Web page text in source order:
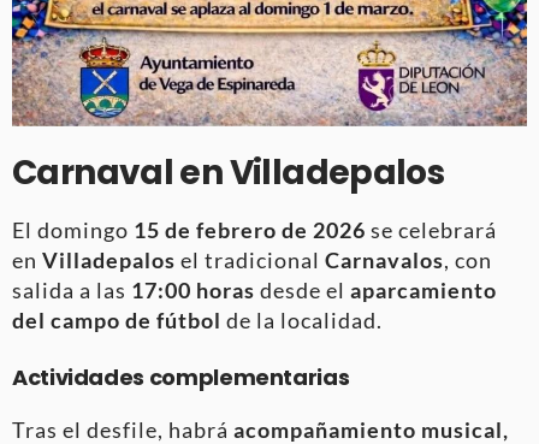
Carnaval en Villadepalos
El domingo 15 de febrero de 2026 se celebrará
en Villadepalos el tradicional Carnavalos, con
salida a las 17:00 horas desde el aparcamiento
del campo de fútbol de la localidad.
Actividades complementarias
Tras el desfile, habrá acompañamiento musical,